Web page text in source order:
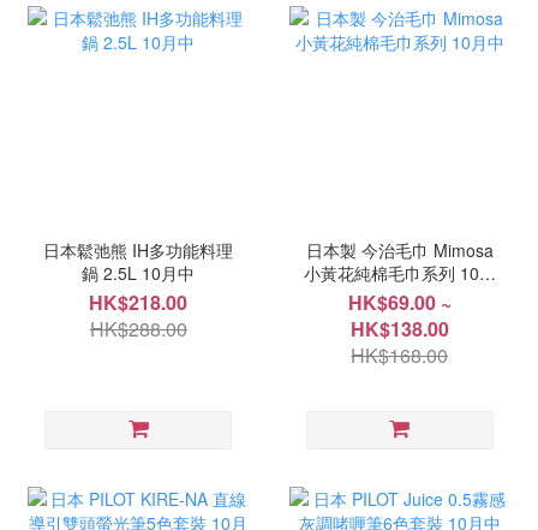
日本鬆弛熊 IH多功能料理
鍋 2.5L 10月中
HK$218.00
HK$288.00
日本製 今治毛巾 Mimosa
小黃花純棉毛巾系列 10月
中
HK$69.00 ~
HK$138.00
HK$168.00